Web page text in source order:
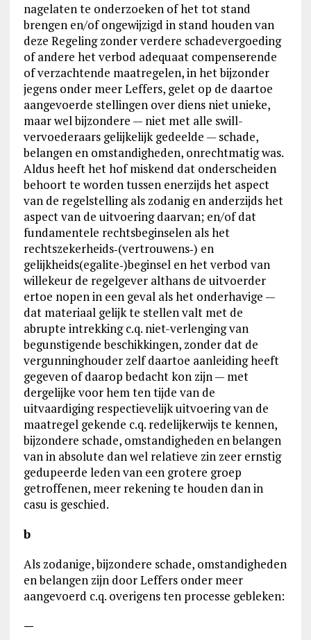
nagelaten te onderzoeken of het tot stand
brengen en/of ongewijzigd in stand houden van
deze Regeling zonder verdere schadevergoeding
of andere het verbod adequaat compenserende
of verzachtende maatregelen, in het bijzonder
jegens onder meer Leffers, gelet op de daartoe
aangevoerde stellingen over diens niet unieke,
maar wel bijzondere — niet met alle swill-
vervoederaars gelijkelijk gedeelde — schade,
belangen en omstandigheden, onrechtmatig was.
Aldus heeft het hof miskend dat onderscheiden
behoort te worden tussen enerzijds het aspect
van de regelstelling als zodanig en anderzijds het
aspect van de uitvoering daarvan; en/of dat
fundamentele rechtsbeginselen als het
rechtszekerheids‑(vertrouwens‑) en
gelijkheids(egalite‑)beginsel en het verbod van
willekeur de regelgever althans de uitvoerder
ertoe nopen in een geval als het onderhavige —
dat materiaal gelijk te stellen valt met de
abrupte intrekking c.q. niet-verlenging van
begunstigende beschikkingen, zonder dat de
vergunninghouder zelf daartoe aanleiding heeft
gegeven of daarop bedacht kon zijn — met
dergelijke voor hem ten tijde van de
uitvaardiging respectievelijk uitvoering van de
maatregel gekende c.q. redelijkerwijs te kennen,
bijzondere schade, omstandigheden en belangen
van in absolute dan wel relatieve zin zeer ernstig
gedupeerde leden van een grotere groep
getroffenen, meer rekening te houden dan in
casu is geschied.
b
Als zodanige, bijzondere schade, omstandigheden
en belangen zijn door Leffers onder meer
aangevoerd c.q. overigens ten processe gebleken:
—